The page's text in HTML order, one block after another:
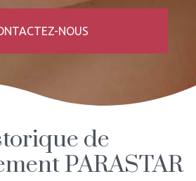
NOUS
de
PARASTAR